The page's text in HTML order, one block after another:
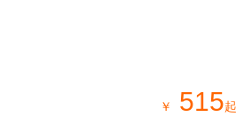
￥ 515起